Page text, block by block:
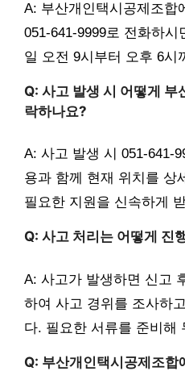
A: 부산개인택시공제조합
051-641-9999로 전화하
일 오전 9시부터 오후 6시
Q: 사고 발생 시 어떻게 부
락하나요?
A: 사고 발생 시 051-641-
용과 함께 현재 위치를 상
필요한 지원을 신속하게
Q: 사고 처리는 어떻게 진
A: 사고가 발생하면 신고
하여 사고 경위를 조사하
다. 필요한 서류를 준비해
Q: 부산개인택시공제조합